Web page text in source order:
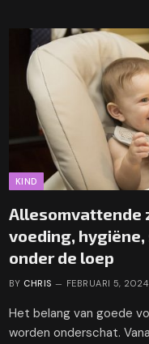
KIND
Allesomvattende
voeding,
onder de loep
BY CHRIS FEBRUARI 5, 2024
Het belang van goede
worden onderschat.